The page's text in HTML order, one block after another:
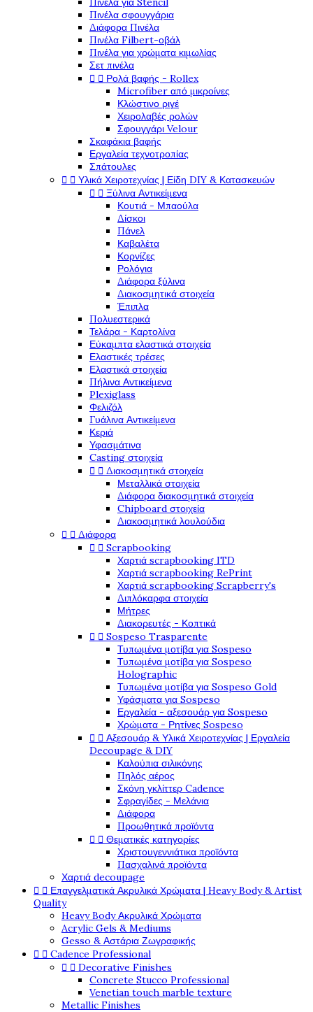
Πινέλα σφουγγάρια
Διάφορα Πινέλα
Πινέλα Filbert-οβάλ
Πινέλα για χρώματα κιμωλίας
Σετ πινέλα
  Ρολά βαφής - Rollex
Microfiber από μικροίνες
Κλώστινο ριγέ
Χειρολαβές ρολών
Σφουγγάρι Velour
Σκαφάκια βαφής
Εργαλεία τεχνοτροπίας
Σπάτουλες
  Υλικά Χειροτεχνίας | Είδη DIY & Κατασκευών
  Ξύλινα Αντικείμενα
Κουτιά - Μπαούλα
Δίσκοι
Πάνελ
Καβαλέτα
Κορνίζες
Ρολόγια
Διάφορα ξύλινα
Διακοσμητικά στοιχεία
Έπιπλα
Πολυεστερικά
Τελάρα - Καρτολίνα
Εύκαμπτα ελαστικά στοιχεία
Ελαστικές τρέσες
Ελαστικά στοιχεία
Πήλινα Αντικείμενα
Plexiglass
Φελιζόλ
Γυάλινα Αντικείμενα
Κεριά
Υφασμάτινα
Casting στοιχεία
  Διακοσμητικά στοιχεία
Μεταλλικά στοιχεία
Διάφορα διακοσμητικά στοιχεία
Chipboard στοιχεία
Διακοσμητικά λουλούδια
  Διάφορα
  Scrapbooking
Χαρτιά scrapbooking ITD
Χαρτιά scrapbooking RePrint
Χαρτιά scrapbooking Scrapberry's
Διπλόκαρφα στοιχεία
Μήτρες
Διακορευτές - Κοπτικά
  Sospeso Trasparente
Τυπωμένα μοτίβα για Sospeso
Τυπωμένα μοτίβα για Sospeso
Holographic
Τυπωμένα μοτίβα για Sospeso Gold
Υφάσματα για Sospeso
Εργαλεία - αξεσουάρ για Sospeso
Χρώματα - Ρητίνες Sospeso
  Αξεσουάρ & Υλικά Χειροτεχνίας | Εργαλεία
Decoupage & DIY
Καλούπια σιλικόνης
Πηλός αέρος
Σκόνη γκλίττερ Cadence
Σφραγίδες - Μελάνια
Διάφορα
Προωθητικά προϊόντα
  Θεματικές κατηγορίες
Χριστουγεννιάτικα προϊόντα
Πασχαλινά προϊόντα
Χαρτιά decoupage
  Επαγγελματικά Ακρυλικά Χρώματα | Heavy Body & Artist
Quality
Heavy Body Ακρυλικά Χρώματα
Acrylic Gels & Mediums
Gesso & Αστάρια Ζωγραφικής
  Cadence Professional
  Decorative Finishes
Concrete Stucco Professional
Venetian touch marble texture
Metallic Finishes